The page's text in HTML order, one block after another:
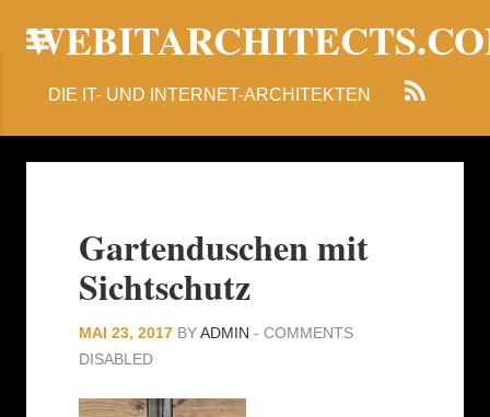
DIE IT- UND INTERNET-ARCHITEKTEN
Gartenduschen mit
Sichtschutz
MAI 23, 2017 BYADMIN - COMMENTS
DISABLED